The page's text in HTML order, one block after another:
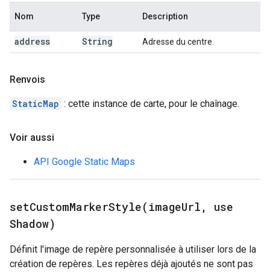
Nom Type Description
address String Adresse du centre.
Renvois
StaticMap : cette instance de carte, pour le chaînage.
Voir aussi
API Google Static Maps
setCustomMarkerStyle( imageUrl ,
use
Shadow)
Définit l'image de repère personnalisée à utiliser lors de la
création de repères. Les repères déjà ajoutés ne sont pas